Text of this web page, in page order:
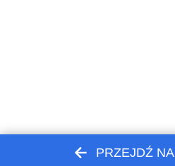
PRZEJDŹ NA